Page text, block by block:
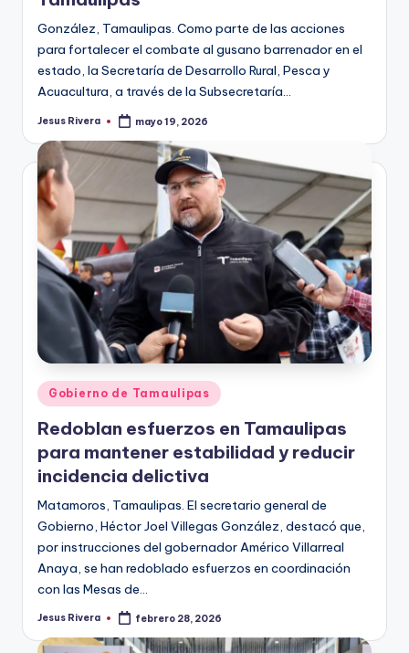
González, Tamaulipas. Como parte de las acciones
para fortalecer el combate al gusano barrenador en el
estado, la Secretaría de Desarrollo Rural, Pesca y
Acuacultura, a través de la Subsecretaría…
Publicado
Jesus Rivera mayo 19, 2026
Publicado
en
Gobierno de Tamaulipas
Redoblan esfuerzos en Tamaulipas
para mantener estabilidad y reducir
incidencia delictiva
Matamoros, Tamaulipas. El secretario general de
Gobierno, Héctor Joel Villegas González, destacó que,
por instrucciones del gobernador Américo Villarreal
Anaya, se han redoblado esfuerzos en coordinación
con las Mesas de…
Publicado
Jesus Rivera febrero 28, 2026